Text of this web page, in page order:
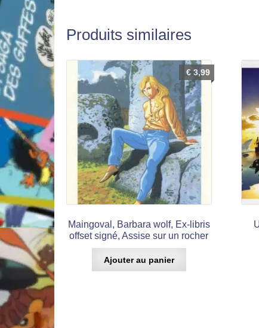
Produits similaires
Maingoval, Barbara wolf, Ex-libris
offset signé, Assise sur un rocher
€3,99
Ajouter au panier